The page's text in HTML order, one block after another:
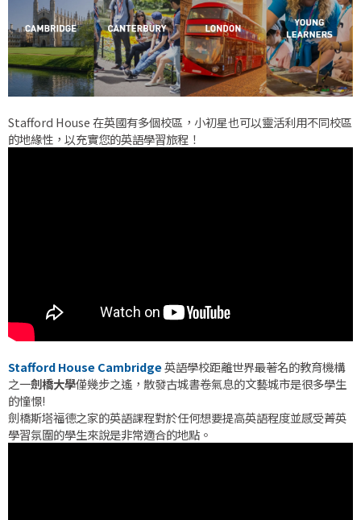
Stafford House 在英國有多個校區，小初星也可以靈活利用不同校區
的地緣性，以充實您的英語學習旅程！
Stafford House Cambridge英語學校距離世界最著名的教育機構
之一劍橋大學僅幾步之遙，散發古城書卷氣息的文藝城市是很多學生
的憧憬!
劍橋斯塔福德之家的英語課程對於任何想要提高英語程度並感受菁英
學習氛圍的學生來說是非常適合的地點。